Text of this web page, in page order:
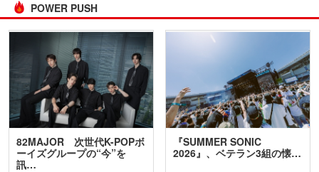
POWER PUSH
82MAJOR 次世代K-POPボ
ーイズグループの“今”を
訊…
『SUMMER SONIC
2026』、ベテラン3組の懐…